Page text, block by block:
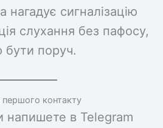
нагадує сигналізацію
слухання без пафосу,
бути поруч.
першого контакту
напишете в Telegram